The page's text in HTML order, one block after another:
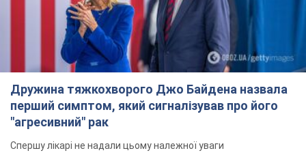
Дружина тяжкохворого Джо Байдена назвала
перший симптом, який сигналізував про його
"агресивний" рак
Спершу лікарі не надали цьому належної уваги